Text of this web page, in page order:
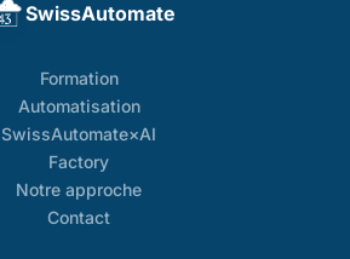
SwissAutomate
Formation
Automatisation
SwissAutomate×AI
Factory
Notre approche
Contact